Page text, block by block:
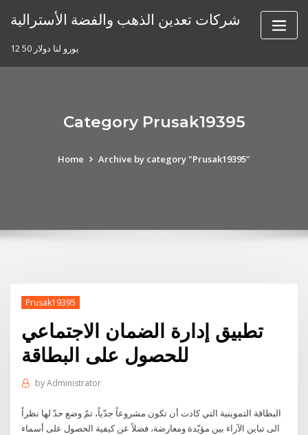
شركات تعدين الذهب والفضة الأسترالية
12 50 يورو لنا دولار
Category Prusak19395
Home Archive by category "Prusak19395"
Prusak19395
تطبيق إدارة الضمان الاجتماعي
للحصول على البطاقة
byAdministrator
البطاقة التموينية التي كادت أن تكون مشروعاً جدّياً، تمّ وضع حدّ لها نظراً
الى تباين الآراء بين مؤيّدة ومعارضة، فضلاً عن كيفية الحصول على أسماء